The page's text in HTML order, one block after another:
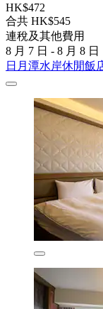
HK$472
合共 HK$545
連稅及其他費用
8 月 7 日 - 8 月 8 日
日月潭水岸休閒飯